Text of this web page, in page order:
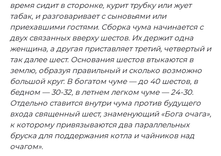
время сидит в сторонке, курит трубку или жует
табак, и разговаривает с сыновьями или
приехавшими гостями. Сборка чума начинается с
двух связанных вверху шестов. Их держит одна
женщина, а другая приставляет третий, четвертый и
так далее шест. Основания шестов втыкаются в
землю, образуя правильный и сколько возможно
большой круг. В богатом чуме — до 40 шестов, в
бедном — 30-32, в летнем легком чуме — 24-30.
Отдельно ставится внутри чума против будущего
входа священный шест, знаменующий «Бога очага»,
к которому привязываются два параллельных
бруска для поддержания котла и чайников над
очагом».